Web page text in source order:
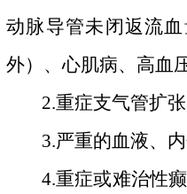
动脉导管未闭返流
外）、心肌病、高血
2.重症支气管扩
3.严重的血液、
4.重症或难治性